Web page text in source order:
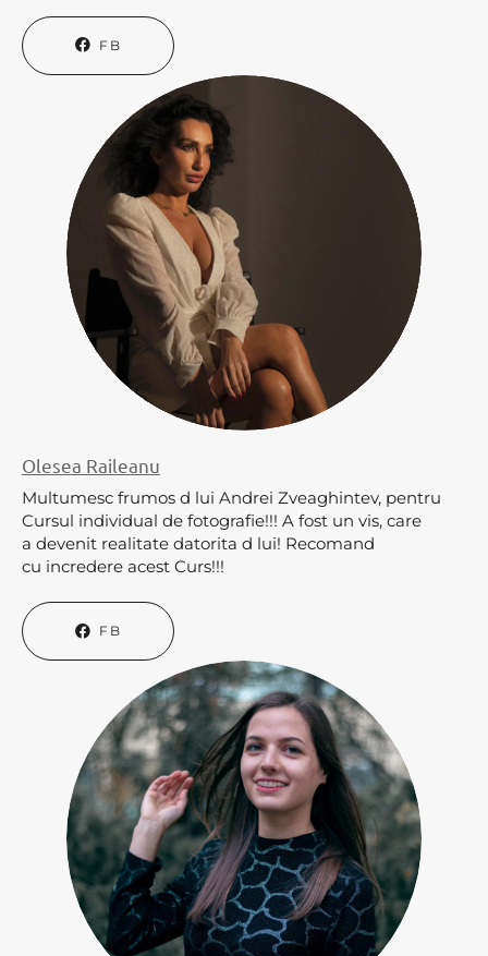
FB
Olesea Raileanu
Multumesc frumos d lui Andrei Zveaghintev, pentru
Cursul individual de fotografie!!! A fost un vis, care
a devenit realitate datorita d lui! Recomand
cu incredere acest Curs!!!
FB